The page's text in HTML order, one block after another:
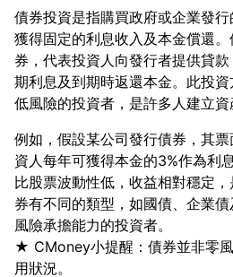
債券投資是指購買政府或企業發
獲得固定的利息收入及本金償還
券，代表投資人向發行者提供貸
期利息及到期時返還本金。此投
例如，假設某公司發行債券，其
資人每年可獲得本金的3%作為利
比股票波動性低，收益相對穩定
券有不同的類型，如國債、企業
風險承擔能力的投資者。
★ CMoney小提醒：債券並非零